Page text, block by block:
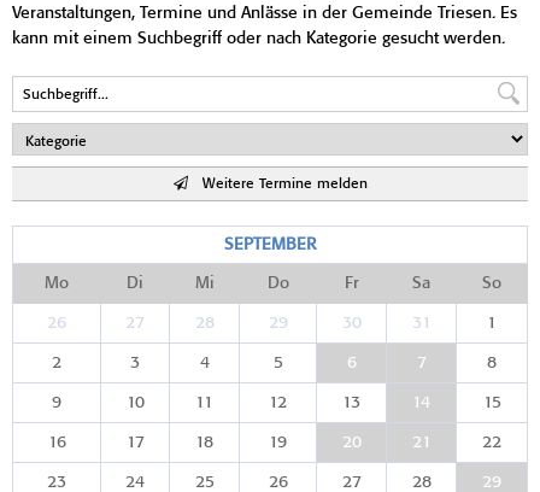
Veranstaltungen, Termine und Anlässe in der Gemeinde Triesen. Es
kann mit einem Suchbegriff oder nach Kategorie gesucht werden.
Weitere Termine melden
SEPTEMBER
Mo Di Mi Do Fr Sa So
26 27 28 29 30 31 1
2 3 4 5 6 7 8
9 10 11 12 13 14 15
16 17 18 19 20 21 22
23 24 25 26 27 28 29